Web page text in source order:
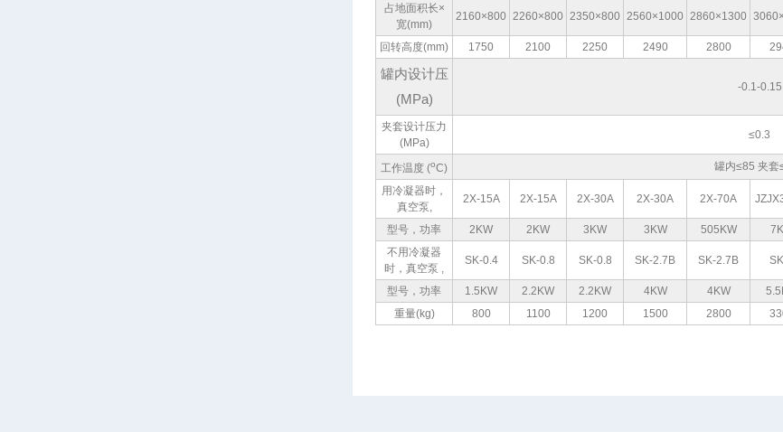
占地面积长×
宽(mm)
2160×800 2260×800 2350×800 2560×1000 2860×1300
回转高度(mm) 1750 2100 2250 2490 2800
罐内设计压
(MPa)
-0.1-0.15
夹套设计压力
(MPa)
≤0.3
工作温度 (oC)
罐内≤85 夹套
用冷凝器时，
真空泵,
2X-15A 2X-15A 2X-30A 2X-30A 2X-70A
型号，功率 2KW 2KW 3KW 3KW 505KW
不用冷凝器
时，真空泵 ,
SK-0.4 SK-0.8 SK-0.8 SK-2.7B SK-2.7B
型号，功率 1.5KW 2.2KW 2.2KW 4KW 4KW
重量(kg)
800 1100 1200 1500 2800